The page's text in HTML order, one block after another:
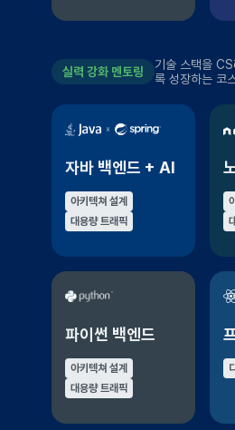
실력 강화 멘토링
기술 스택을
록 성장하는 코
자바 백엔드 + AI
아키텍쳐 설계
대용량 트래픽
파이썬 백엔드
아키텍쳐 설계
대용량 트래픽